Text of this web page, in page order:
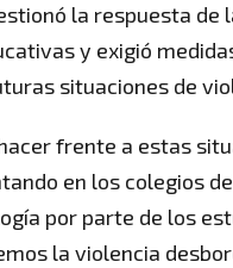
la respuesta de
y exigió
situaciones de
frente a estas
en los colegios
por parte de los
la violencia